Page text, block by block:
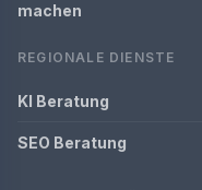
machen
REGIONALE DIENSTE
KI Beratung
SEO Beratung